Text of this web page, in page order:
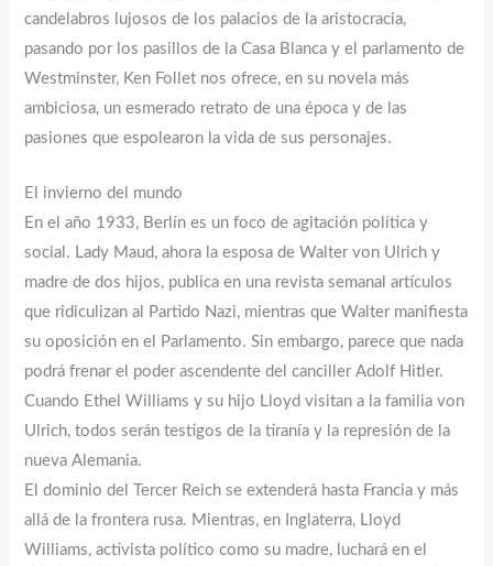
candelabros lujosos de los palacios de la aristocracia,
pasando por los pasillos de la Casa Blanca y el parlamento de
Westminster, Ken Follet nos ofrece, en su novela más
ambiciosa, un esmerado retrato de una época y de las
pasiones que espolearon la vida de sus personajes.
El invierno del mundo
En el año 1933, Berlín es un foco de agitación política y
social. Lady Maud, ahora la esposa de Walter von Ulrich y
madre de dos hijos, publica en una revista semanal artículos
que ridiculizan al Partido Nazi, mientras que Walter manifiesta
su oposición en el Parlamento. Sin embargo, parece que nada
podrá frenar el poder ascendente del canciller Adolf Hitler.
Cuando Ethel Williams y su hijo Lloyd visitan a la familia von
Ulrich, todos serán testigos de la tiranía y la represión de la
nueva Alemania.
El dominio del Tercer Reich se extenderá hasta Francia y más
allá de la frontera rusa. Mientras, en Inglaterra, Lloyd
Williams, activista político como su madre, luchará en el